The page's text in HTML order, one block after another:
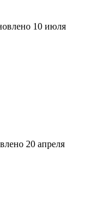
10 июля
20 апреля